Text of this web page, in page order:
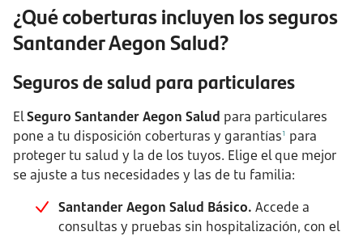
¿Qué coberturas incluyen los seguros
Santander Aegon Salud?
Seguros de salud para particulares
ElSeguro Santander Aegon Salud para particulares
pone a tu disposición coberturas y garantías1
para
proteger tu salud y la de los tuyos. Elige el que mejor
se ajuste a tus necesidades y las de tu familia:
Santander Aegon Salud Básico. Accede a
consultas y pruebas sin hospitalización, con el